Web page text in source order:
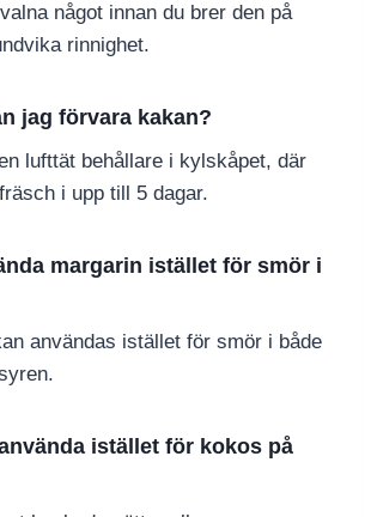
något innan du brer den på
rinnighet.
jag förvara kakan?
lufttät behållare i kylskåpet, där
i upp till 5 dagar.
margarin istället för smör i
användas istället för smör i både
istället för kokos på